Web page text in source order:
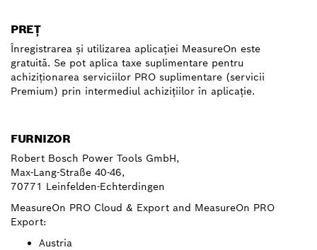
PREŢ
Înregistrarea şi utilizarea aplicaţiei MeasureOn este
gratuită. Se pot aplica taxe suplimentare pentru
achiziţionarea serviciilor PRO suplimentare (servicii
Premium) prin intermediul achiziţiilor în aplicaţie.
FURNIZOR
Robert Bosch Power Tools GmbH,
Max-Lang-Straße 40-46,
70771 Leinfelden-Echterdingen
MeasureOn PRO Cloud & Export and MeasureOn PRO
Export:
Austria